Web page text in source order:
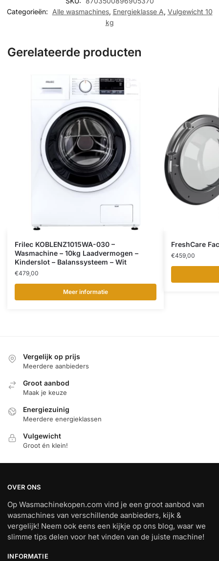
Categorieën:
Alle wasmachines, Energieklasse A, Vulgewicht 10
kg
Gerelateerde producten
Frilec KOBLENZ1015WA-030 –
Wasmachine – 10kg Laadvermogen –
Kinderslot – Balanssysteem – Wit
€479,00
Meer informatie
FreshCare
€459,00
Vergelijk op prijs
Meerdere aanbieders
Groot aanbod
Maak je keuze
Energiezuinig
Meerdere energieklassen
Vulgewicht
Groot én klein!
OVER ONS
Op Wasmachinekopen.com vind je een groot aanbod van
wasmachines van verschillende aanbieders, kijk &
vergelijk! Neem ook eens een kijkje op ons blog, waar we
slimme tips delen voor het vinden van de juiste machine!
INFORMATIE